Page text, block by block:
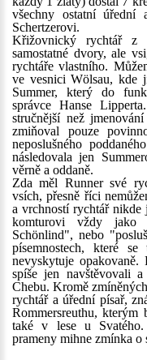
všechny ostatní úřední
Schertzerovi.
Křižovnický rychtář z
samostatné dvory, ale
rychtáře vlastního.
ve vesnici Wölsau, kde
Summer, který do
správce Hanse
stručnější než
zmiňoval pouze
neposlušného
následovala jen
věrně a oddaně.
Zda měl Runner své
vsích, přesně říci
a vrchností rychtář nikde
komturovi vždy jako
Schönlind", nebo
písemnostech, které
nevyskytuje opakovaně.
spíše jen navštěvovali
Chebu. Kromě
rychtář a úřední písař,
Rommersreuthu,
také v lese u
prameny mihne zmínka